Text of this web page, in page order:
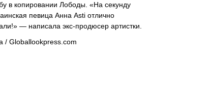
в копировании Лободы. «На секунду
певица Анна Asti отлично
— написала экс-продюсер артистки.
/ Globallookpress.com